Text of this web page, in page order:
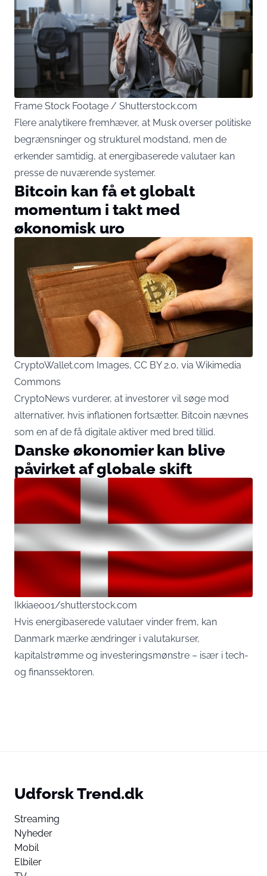
Frame Stock Footage / Shutterstock.com
Flere analytikere fremhæver, at Musk overser politiske
begrænsninger og strukturel modstand, men de
erkender samtidig, at energibaserede valutaer kan
presse de nuværende systemer.
Bitcoin kan få et globalt
momentum i takt med
økonomisk uro
CryptoWallet.com Images, CC BY 2.0, via Wikimedia
Commons
CryptoNews vurderer, at investorer vil søge mod
alternativer, hvis inflationen fortsætter. Bitcoin nævnes
som en af de få digitale aktiver med bred tillid.
Danske økonomier kan blive
påvirket af globale skift
Ikkiae001/shutterstock.com
Hvis energibaserede valutaer vinder frem, kan
Danmark mærke ændringer i valutakurser,
kapitalstrømme og investeringsmønstre – især i tech-
og finanssektoren.
Udforsk Trend.dk
Streaming
Nyheder
Mobil
Elbiler